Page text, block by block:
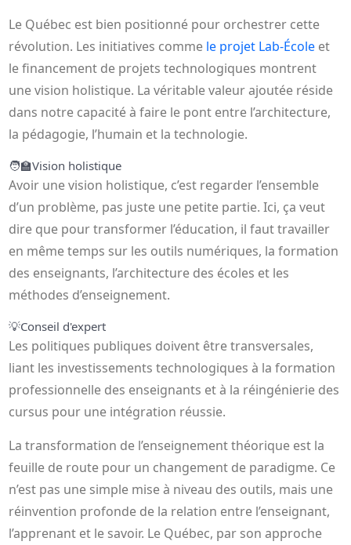
Le Québec est bien positionné pour orchestrer cette
révolution. Les initiatives comme le projet Lab-École et
le financement de projets technologiques montrent
une vision holistique. La véritable valeur ajoutée réside
dans notre capacité à faire le pont entre l’architecture,
la pédagogie, l’humain et la technologie.
🧑‍🏫Vision holistique
Avoir une vision holistique, c’est regarder l’ensemble
d’un problème, pas juste une petite partie. Ici, ça veut
dire que pour transformer l’éducation, il faut travailler
en même temps sur les outils numériques, la formation
des enseignants, l’architecture des écoles et les
méthodes d’enseignement.
💡Conseil d'expert
Les politiques publiques doivent être transversales,
liant les investissements technologiques à la formation
professionnelle des enseignants et à la réingénierie des
cursus pour une intégration réussie.
La transformation de l’enseignement théorique est la
feuille de route pour un changement de paradigme. Ce
n’est pas une simple mise à niveau des outils, mais une
réinvention profonde de la relation entre l’enseignant,
l’apprenant et le savoir. Le Québec, par son approche